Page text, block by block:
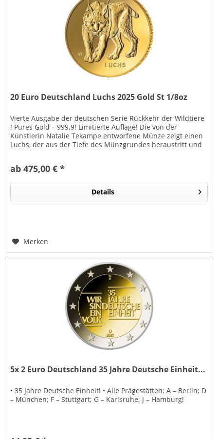
20 Euro Deutschland Luchs 2025 Gold St 1/8oz
Vierte Ausgabe der deutschen Serie Rückkehr der Wildtiere
! Pures Gold – 999.9! Limitierte Auflage! Die von der
Künstlerin Natalie Tekampe entworfene Münze zeigt einen
Luchs, der aus der Tiefe des Münzgrundes heraustritt und
ab 475,00 € *
Details
Merken
5x 2 Euro Deutschland 35 Jahre Deutsche Einheit...
• 35 Jahre Deutsche Einheit! • Alle Prägestätten: A – Berlin; D
– München; F – Stuttgart; G – Karlsruhe; J – Hamburg!